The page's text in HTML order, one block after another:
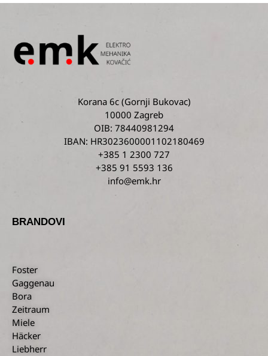
Korana 6c(Gornji Bukovac)
10000 Zagreb
OIB: 78440981294
IBAN: HR3023600001102180469
+385 1 2300 727
+385 91 5593 136
info@emk.hr
BRANDOVI
Foster
Gaggenau
Bora
Zeitraum
Miele
Häcker
Liebherr